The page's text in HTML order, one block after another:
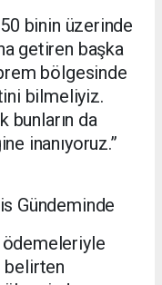
binin üzerinde
getiren başka
bölgesinde
bilmeliyiz.
bunların da
inanıyoruz.”
Gündeminde
belirten